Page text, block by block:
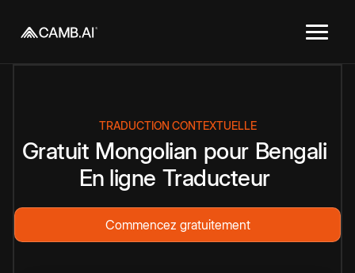
TRADUCTION CONTEXTUELLE
Gratuit Mongolian pour Bengali
En ligne Traducteur
Commencez gratuitement